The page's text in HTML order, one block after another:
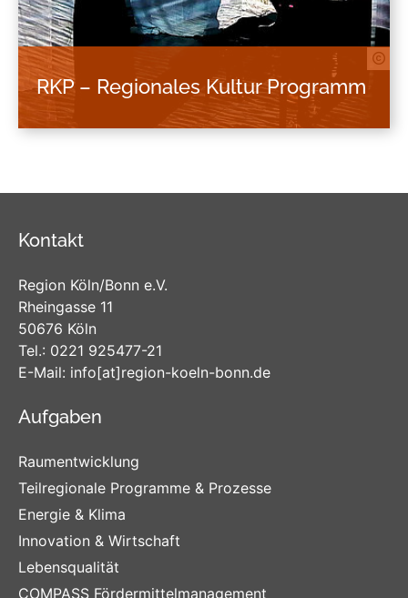
RKP – Regionales Kultur Programm
Um der großen Bandbreite von Akteur*innen,
Sparten.
Kontakt
Region Köln/Bonn e.V.
Rheingasse 11
50676 Köln
Tel.: 0221 925477-21
E-Mail: info[at]region-koeln-bonn.de
Aufgaben
Raumentwicklung
Teilregionale Programme & Prozesse
Energie & Klima
Innovation & Wirtschaft
Lebensqualität
COMPASS Fördermittelmanagement